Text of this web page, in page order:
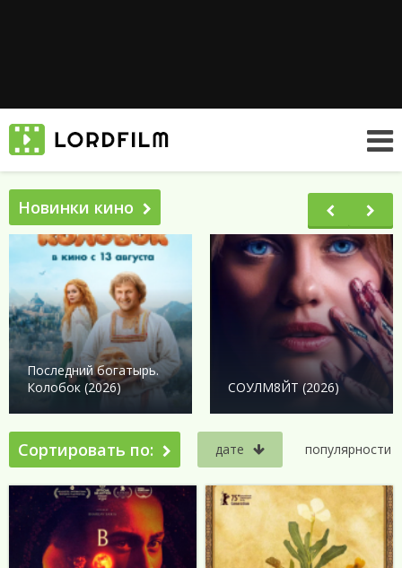
Новинки кино
Последний богатырь.
Колобок (2026)
СОУЛМ8ЙТ (2026)
Сортировать по: дате популярности